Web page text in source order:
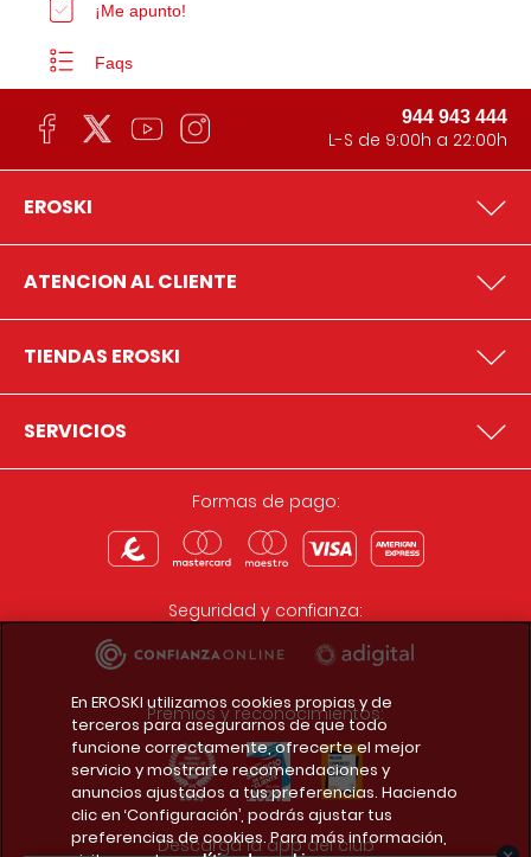
¡Me apunto!
Faqs
944 943 444
L-S de 9:00h a 22:00h
EROSKI
ATENCION AL CLIENTE
TIENDAS EROSKI
SERVICIOS
Formas de pago:
Seguridad y confianza:
Premios y reconocimientos:
Descarga la app del club
En EROSKI utilizamos cookies propias y de
terceros para asegurarnos de que todo
funcione correctamente, ofrecerte el mejor
servicio y mostrarte recomendaciones y
anuncios ajustados a tus preferencias. Haciendo
clic en ‘Configuración’, podrás ajustar tus
preferencias de cookies. Para más información,